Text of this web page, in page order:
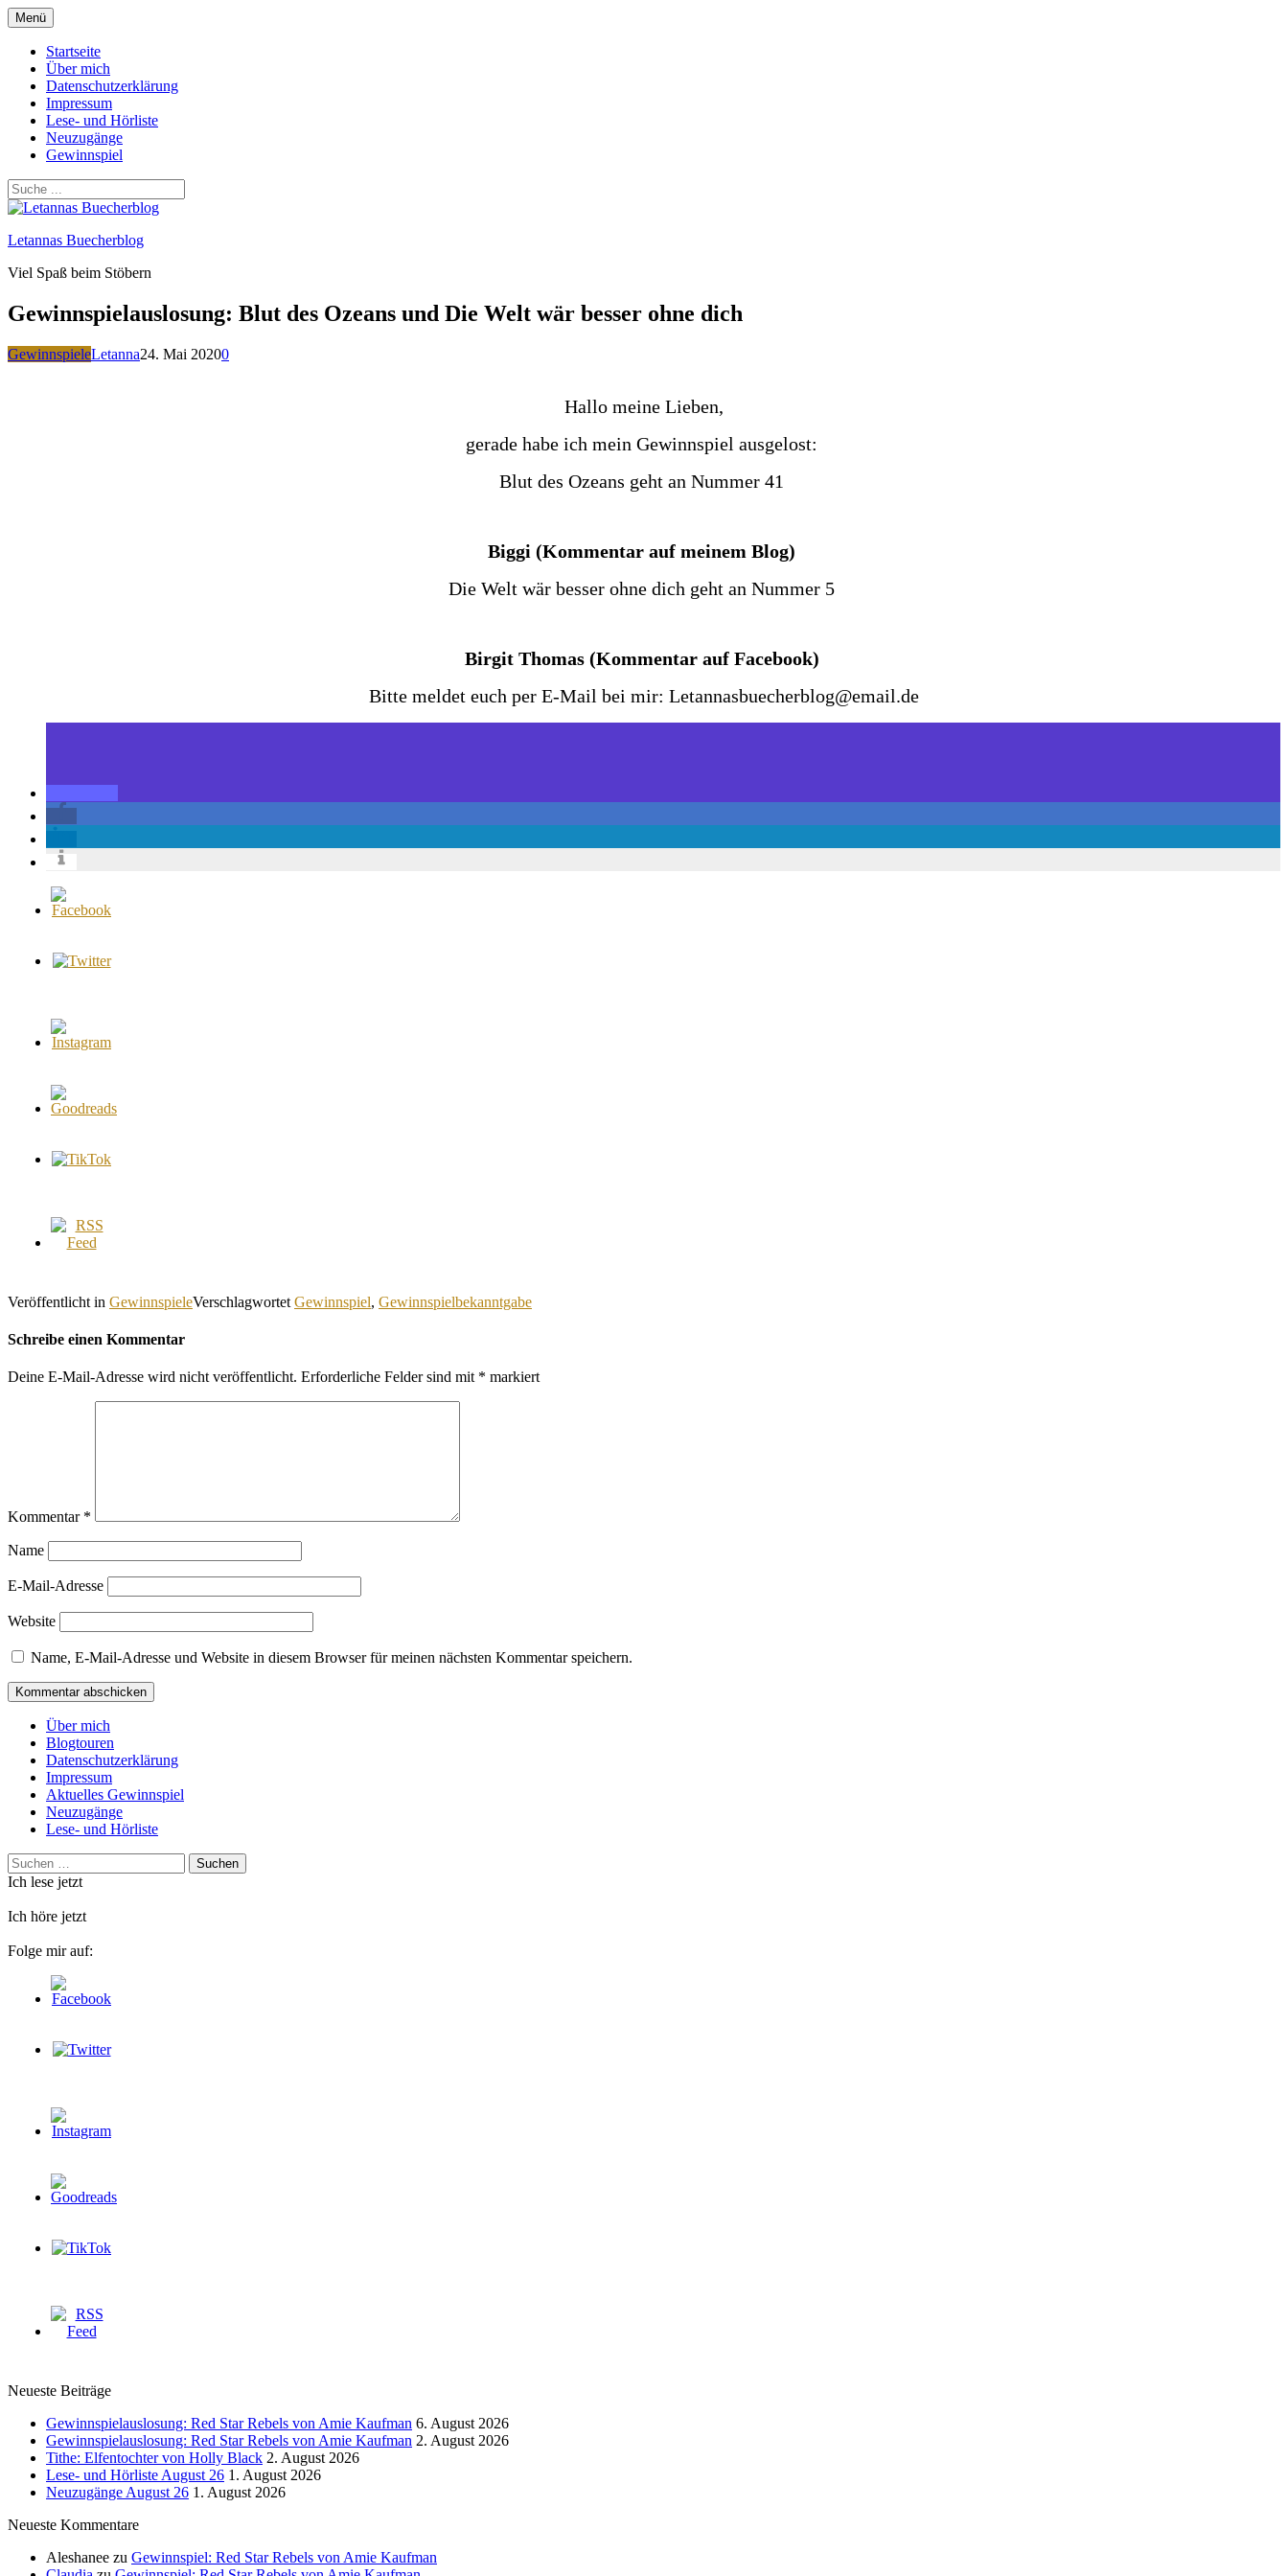
Zum
Inhalt
springen
Menü
Startseite
Über mich
Datenschutzerklärung
Impressum
Lese- und Hörliste
Neuzugänge
Gewinnspiel
Letannas Buecherblog
Viel Spaß beim Stöbern
Gewinnspielauslosung: Blut des Ozeans und Die Welt wär besser ohne dich
GewinnspieleLetanna24. Mai 20200
Hallo meine Lieben,
gerade habe ich mein Gewinnspiel ausgelost:
Blut des Ozeans geht an Nummer 41
Biggi (Kommentar auf meinem Blog)
Die Welt wär besser ohne dich geht an Nummer 5
Birgit Thomas (Kommentar auf Facebook)
Bitte meldet euch per E-Mail bei mir: Letannasbuecherblog@email.de
Veröffentlicht in GewinnspieleVerschlagwortet Gewinnspiel, Gewinnspielbekanntgabe
Schreibe einen Kommentar
Deine E-Mail-Adresse wird nicht veröffentlicht. Erforderliche Felder sind mit * markiert
Kommentar *
Name
E-Mail-Adresse
Website
Name, E-Mail-Adresse und Website in diesem Browser für meinen nächsten Kommentar speichern.
Über mich
Blogtouren
Datenschutzerklärung
Impressum
Aktuelles Gewinnspiel
Neuzugänge
Lese- und Hörliste
Suchen
nach:
Ich lese jetzt
Ich höre jetzt
Folge mir auf:
Neueste Beiträge
Gewinnspielauslosung: Red Star Rebels von Amie Kaufman 6. August 2026
Gewinnspielauslosung: Red Star Rebels von Amie Kaufman 2. August 2026
Tithe: Elfentochter von Holly Black 2. August 2026
Lese- und Hörliste August 26 1. August 2026
Neuzugänge August 26 1. August 2026
Neueste Kommentare
Aleshanee zu Gewinnspiel: Red Star Rebels von Amie Kaufman